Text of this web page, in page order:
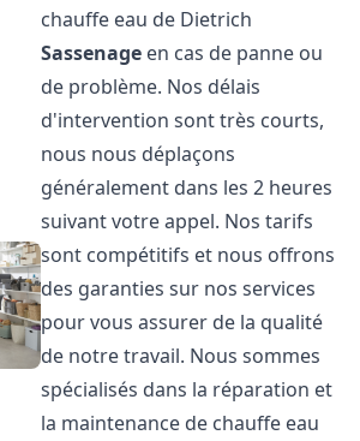
chauffe eau de Dietrich
Sassenage en cas de panne ou
de problème. Nos délais
d'intervention sont très courts,
nous nous déplaçons
généralement dans les 2 heures
suivant votre appel. Nos tarifs
sont compétitifs et nous offrons
des garanties sur nos services
pour vous assurer de la qualité
de notre travail. Nous sommes
spécialisés dans la réparation et
la maintenance de chauffe eau